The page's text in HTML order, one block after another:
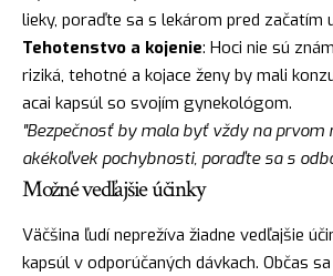
lieky, poraďte sa s lekárom pred začatím
Tehotenstvo a kojenie: Hoci nie sú
riziká, tehotné a kojace ženy by mali
acai kapsúl so svojím gynekológom.
"Bezpečnosť by mala byť vždy na prvom
akékoľvek pochybnosti, poraďte sa s
Možné vedľajšie účinky
Väčšina ľudí neprežíva žiadne vedľajšie
kapsúl v odporúčaných dávkach. Občas